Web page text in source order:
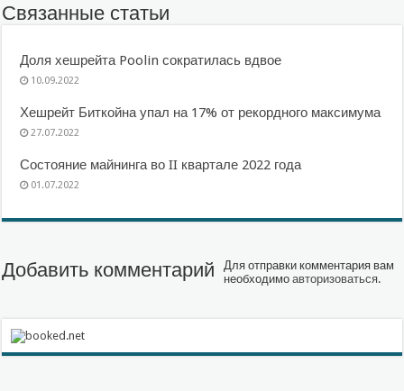
Связанные статьи
Доля хешрейта Poolin сократилась вдвое
10.09.2022
Хешрейт Биткойна упал на 17% от рекордного максимума
27.07.2022
Состояние майнинга во II квартале 2022 года
01.07.2022
Добавить комментарий
Для отправки комментария вам
необходимоавторизоваться.